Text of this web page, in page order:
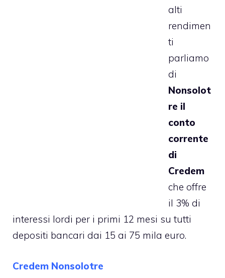
alti
rendimen
ti
parliamo
di
Nonsolot
re il
conto
corrente
di
Credem
che offre
il 3% di
interessi lordi per i primi 12 mesi su tutti
depositi bancari dai 15 ai 75 mila euro.
Credem Nonsolotre